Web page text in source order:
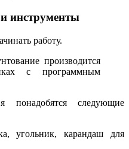
инструменты
работу.
производится
с программным
понадобятся следующие
угольник, карандаш для